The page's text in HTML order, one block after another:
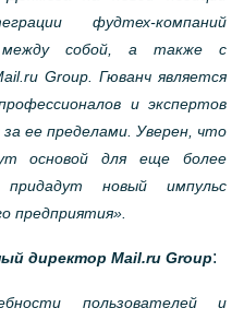
фудтех-компаний
между собой, а также с
Group. Гюванч является
и экспертов
ее пределами. Уверен, что
основой для еще более
новый импульс
предприятия».
директор Mail.ru Group:
пользователей и